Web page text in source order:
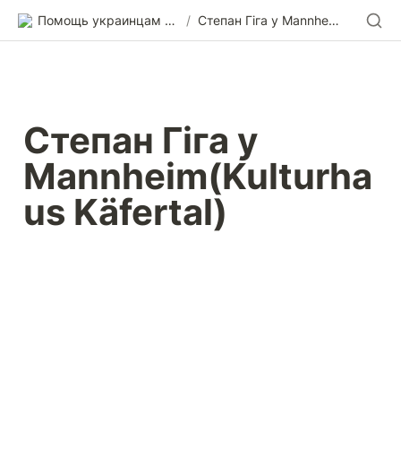
Помощь украинцам в Германии / Степан Гіга у Mannheim(Kulturhaus Käfertal)
Степан Гіга у
Mannheim(Kulturha
us Käfertal)